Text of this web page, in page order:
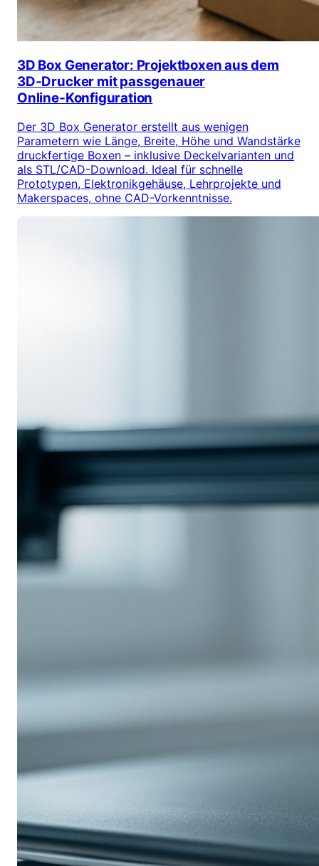
3D Box Generator: Projektboxen aus dem
3D‑Drucker mit passgenauer
Online‑Konfiguration
Der 3D Box Generator erstellt aus wenigen
Parametern wie Länge, Breite, Höhe und Wandstärke
druckfertige Boxen – inklusive Deckelvarianten und
als STL/CAD-Download. Ideal für schnelle
Prototypen, Elektronikgehäuse, Lehrprojekte und
Makerspaces, ohne CAD-Vorkenntnisse.